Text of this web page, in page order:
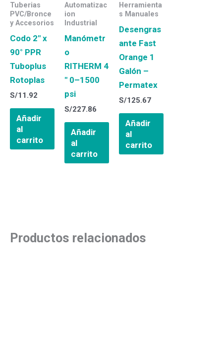
Tuberias
PVC/Bronce
y Accesorios
Codo 2″ x
90° PPR
Tuboplus
Rotoplas
S/11.92
Añadir
al
carrito
Automatizac
ion
Industrial
Manómetr
o
RITHERM 4
″ 0–1500
psi
S/227.86
Añadir
al
carrito
Herramienta
s Manuales
Desengras
ante Fast
Orange 1
Galón –
Permatex
S/125.67
Añadir
al
carrito
Productos relacionados